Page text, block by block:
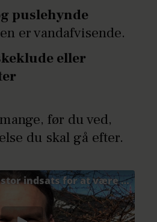
puslehynde
er vandafvisende.
eller
før du ved,
du skal gå efter.